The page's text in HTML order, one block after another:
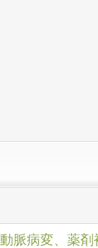
脈病変、薬